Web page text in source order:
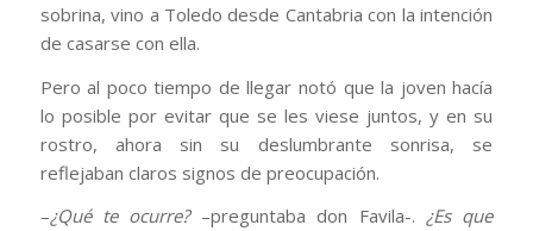
sobrina, vino a Toledo desde Cantabria con la intención
de casarse con ella.
Pero al poco tiempo de llegar notó que la joven hacía
lo posible por evitar que se les viese juntos, y en su
rostro, ahora sin su deslumbrante sonrisa, se
reflejaban claros signos de preocupación.
–¿Qué te ocurre?–preguntaba don Favila-.¿Es que